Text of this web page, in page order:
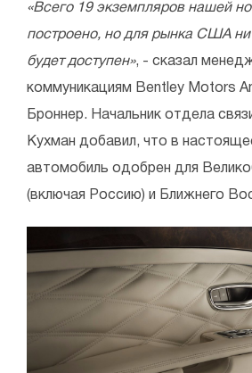
«Всего 19 экземпляров нашей
построено, но для рынка США ни
будет доступен», - сказал
коммуникациям Bentley Motors
Броннер. Начальник отдела
Кухман добавил, что в
автомобиль одобрен для
(включая Россию) и Ближнего